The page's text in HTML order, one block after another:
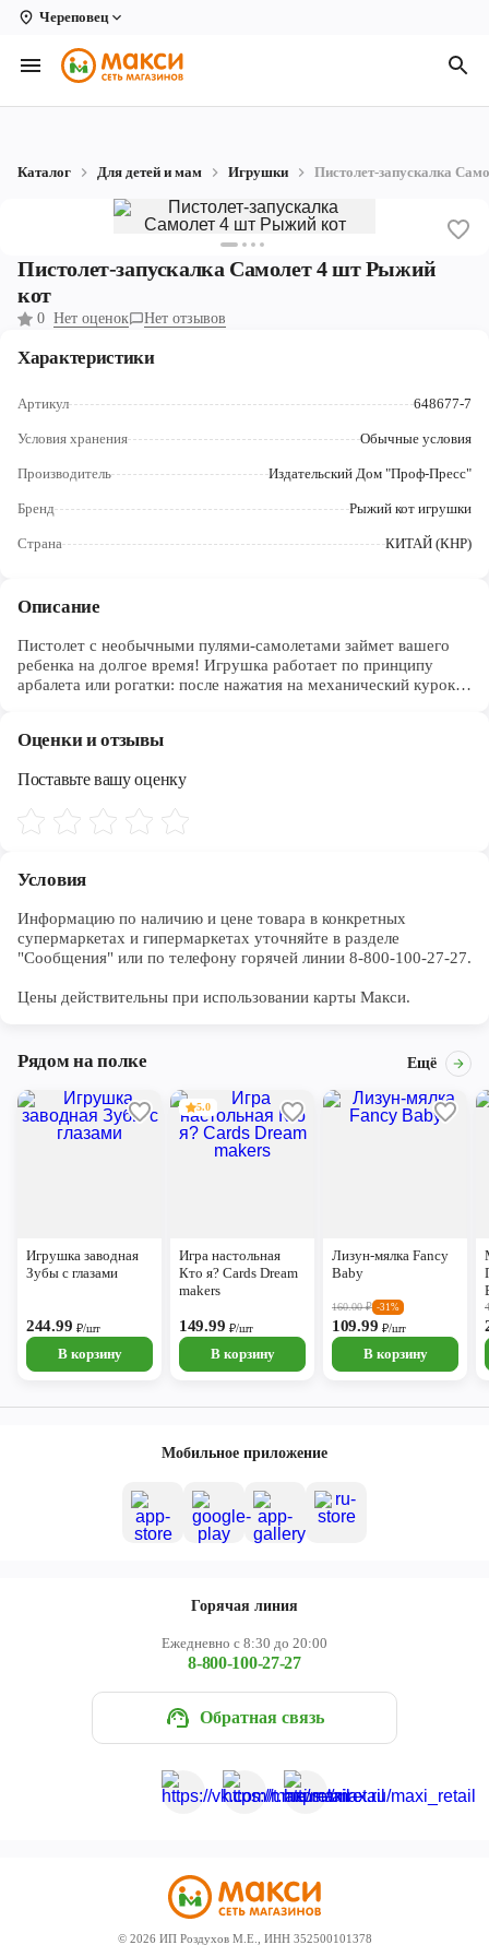
Череповец
Вологда
Архангельск
Коряжма
Котлас
Новодвинск
Рыбинск
Ярославль
Каталог Для детей и мам Игрушки Пистолет-запускалка
Пистолет-запускалка Самолет 4 шт Рыжий
кот
0 Нет оценок Нет отзывов
Характеристики
Артикул 648677-7
Условия хранения Обычные условия
Производитель Издательский Дом "Проф-Пресс"
Бренд Рыжий кот игрушки
Страна КИТАЙ (КНР)
Описание
Пистолет с необычными пулями-самолетами займет вашего
ребенка на долгое время! Игрушка работает по принципу
арбалета или рогатки: после нажатия на механический курок
"пули". Размер: 24,8х16,3х4,1 см.
Оценки и отзывы
Поставьте вашу оценку
Условия
Информацию по наличию и цене товара в конкретных
супермаркетах и гипермаркетах уточняйте в разделе
"Сообщения" или по телефону горячей линии 8-800-100-27-27.
Цены действительны при использовании карты Макси.
Рядом на полке Ещё
Игрушка заводная
Зубы с глазами
244.99 ₽/шт
В корзину
5.0
Игра настольная
Кто я? Cards Dream
makers
149.99 ₽/шт
В корзину
Лизун-мялка Fancy
Baby
160.00₽ -31%
109.99 ₽/шт
В корзину
Мобильное приложение
Горячая линия
Ежедневно с 8:30 до 20:00
8-800-100-27-27
Обратная связь
© 2026 ИП Роздухов М.Е., ИНН 352500101378